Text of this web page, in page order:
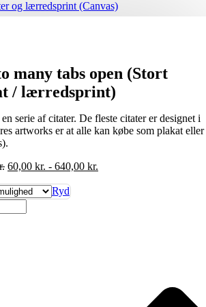
many tabs open (Stort
/ lærredsprint)
serie af citater. De fleste citater er designet i
artworks er at alle kan købe som plakat eller
60,00 kr. - 640,00 kr.
Ryd